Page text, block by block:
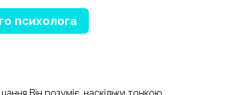
психолога